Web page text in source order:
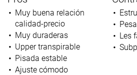
Muy buena relación
calidad-precio
Muy duraderas
Upper transpirable
Pisada estable
Ajuste cómodo
Les